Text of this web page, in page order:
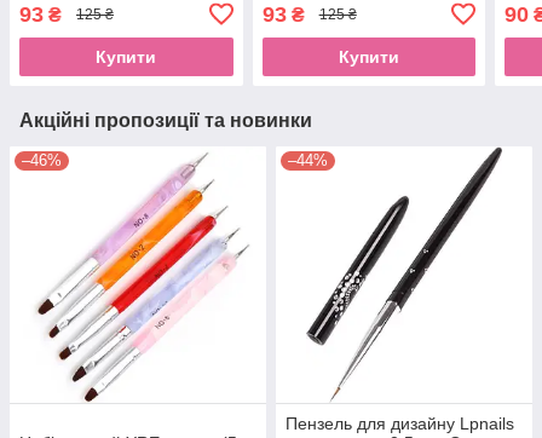
93 ₴ 125 ₴
Купити
93₴ 125 ₴
Купити
90
Акційні пропозиції та новинки
–46% –44%
Пензель для дизайну Lpnails